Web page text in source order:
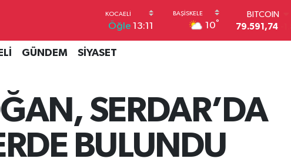
Öğle 13:11 10°
79.591,74
DOLAR
G.ALTIN
6862,09000
GÜNDEM SİYASET
SERDAR’DA
BULUNDU